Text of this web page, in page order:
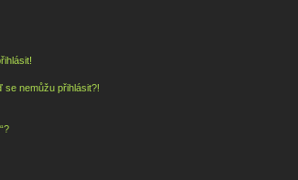
se nemůžu přihlásit?!